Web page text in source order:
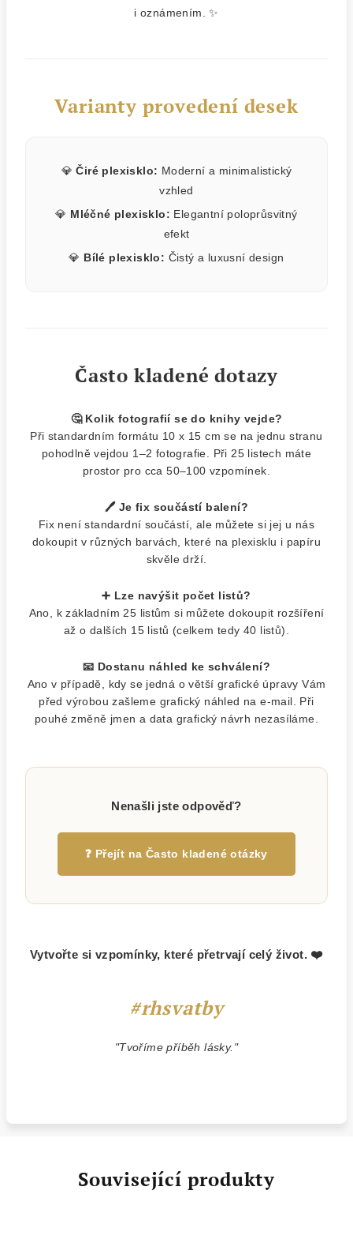
i oznámením. ✨
Varianty provedení desek
💎Čiré plexisklo: Moderní a minimalistický
vzhled
💎 Mléčné plexisklo: Elegantní poloprůsvitný
efekt
💎 Bílé plexisklo: Čistý a luxusní design
Často kladené dotazy
🤔 Kolik fotografií se do knihy vejde?
Při standardním formátu 10 x 15 cm se na jednu stranu
pohodlně vejdou 1–2 fotografie. Při 25 listech máte
prostor pro cca 50–100 vzpomínek.
🖊️ Je fix součástí balení?
Fix není standardní součástí, ale můžete si jej u nás
dokoupit v různých barvách, které na plexisklu i papíru
skvěle drží.
➕ Lze navýšit počet listů?
Ano, k základním 25 listům si můžete dokoupit rozšíření
až o dalších 15 listů (celkem tedy 40 listů).
📧 Dostanu náhled ke schválení?
Ano v případě, kdy se jedná o větší grafické úpravy Vám
před výrobou zašleme grafický náhled na e-mail. Při
pouhé změně jmen a data grafický návrh nezasíláme.
Nenašli jste odpověď?
❓ Přejít na Často kladené otázky
Vytvořte si vzpomínky, které přetrvají celý život. ❤️
#rhsvatby
"Tvoříme příběh lásky."
Související produkty